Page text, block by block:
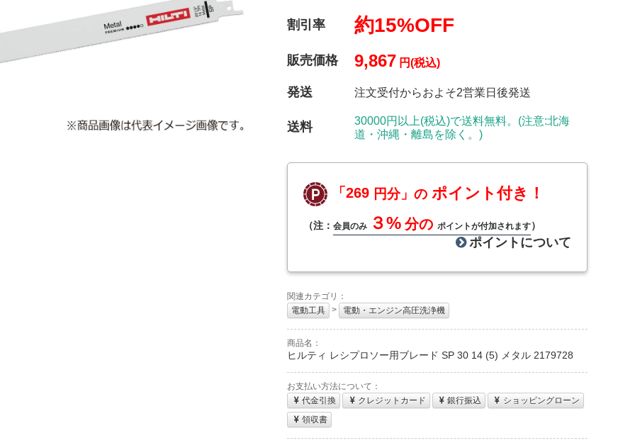
割引率 約15%OFF
販売価格 9,867 円(税込)
発送 注文受付からおよそ2営業日後発送
送料
30000円以上(税込)で送料無料。(注意:北海
道・沖縄・離島を除く。)
「269 円分」のポイント付き！
（注： 会員のみ ３% 分のポイントが付加されます）
ポイントについて
関連カテゴリ：
電動工具
> 電動・エンジン高圧洗浄機
商品名：
ヒルティ レシプロソー用ブレード SP 30 14 (5) メタル 2179728
お支払い方法について：
代金引換
クレジットカード 銀行振込
ショッピングローン
領収書